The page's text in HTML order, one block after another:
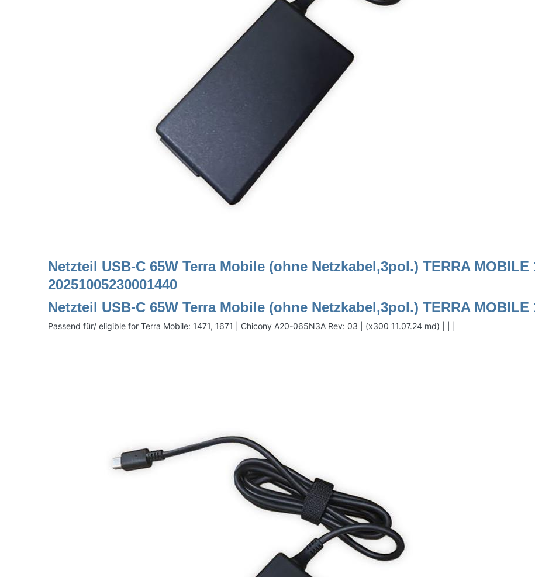
Netzteil USB-C 65W Terra Mobile (ohne Netzkabel,3pol.) TERRA MOBILE
20251005230001440
Netzteil USB-C 65W Terra Mobile (ohne Netzkabel,3pol.) TERRA MOBILE
Passend für/ eligible for Terra Mobile: 1471, 1671 | Chicony A20-065N3A Rev: 03 | (x300 11.07.24 md) | | |